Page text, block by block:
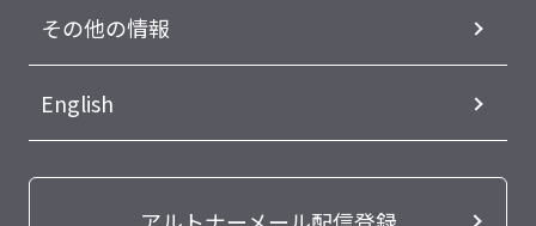
その他の情報
English